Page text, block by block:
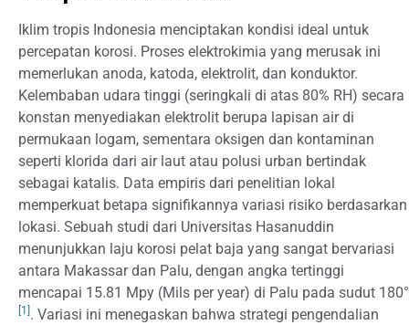
Iklim tropis Indonesia menciptakan kondisi ideal untuk
percepatan korosi. Proses elektrokimia yang merusak ini
memerlukan anoda, katoda, elektrolit, dan konduktor.
Kelembaban udara tinggi (seringkali di atas 80% RH) secara
konstan menyediakan elektrolit berupa lapisan air di
permukaan logam, sementara oksigen dan kontaminan
seperti klorida dari air laut atau polusi urban bertindak
sebagai katalis. Data empiris dari penelitian lokal
memperkuat betapa signifikannya variasi risiko berdasarkan
lokasi. Sebuah studi dari Universitas Hasanuddin
menunjukkan laju korosi pelat baja yang sangat bervariasi
antara Makassar dan Palu, dengan angka tertinggi
mencapai 15.81 Mpy (Mils per year) di Palu pada sudut 180°
[1] . Variasi ini menegaskan bahwa strategi pengendalian